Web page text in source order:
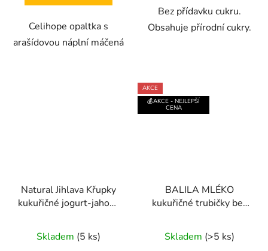
Celihope opaltka s
arašídovou náplní máčená
Bez přídavku cukru.
Obsahuje přírodní cukry.
Natural Jihlava Křupky
kukuřičné jogurt-jahoda
hodnocení
Skladem (5 ks)
AKCE
💰AKCE - NEJLEPŠÍ
CENA
BALILA MLÉKO
kukuřičné trubičky bez
hodnocení
Skladem (>5 ks)